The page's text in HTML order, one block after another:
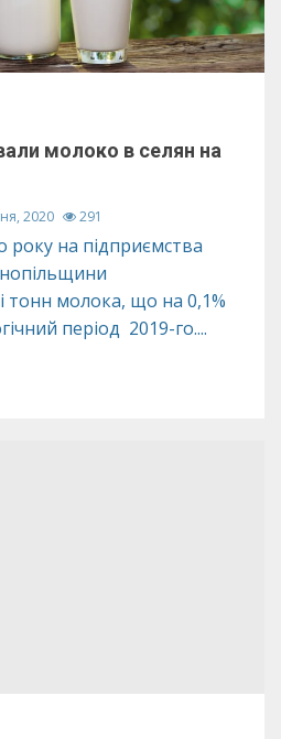
молоко в селян на
2020 291
року на підприємства
тонн молока, що на 0,1%
період 2019-го....